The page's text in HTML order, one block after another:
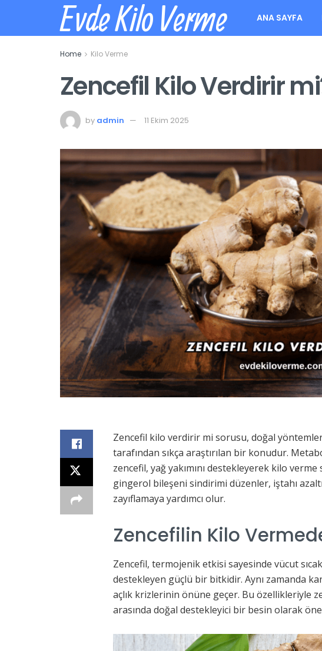
Evde Kilo Verme ANA SAYFA
Home Kilo Verme
Zencefil Kilo Verdirir
by admin 11 Ekim 2025
Zencefil kilo verdirir mi sorusu, doğal
tarafından sıkça araştırılan bir konudur.
zencefil, yağ yakımını destekleyerek kilo
gingerol bileşeni sindirimi düzenler, iştahı
zayıflamaya yardımcı olur.
Zencefilin Kilo
Zencefil, termojenik etkisi sayesinde vücut
destekleyen güçlü bir bitkidir. Aynı zamanda
açlık krizlerinin önüne geçer. Bu özellikleriyle
arasında doğal destekleyici bir besin olarak öne